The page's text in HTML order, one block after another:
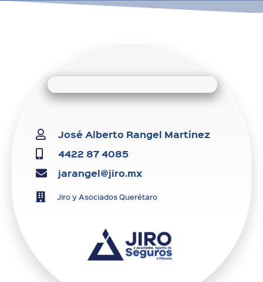
José Alberto Rangel Martínez
4422 87 4085
jarangel@jiro.mx
Jiro y Asociados Querétaro